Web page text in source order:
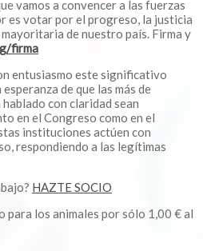
vamos a convencer a las fuerzas
es votar por el progreso, la justicia
de nuestro país. Firma y
firma
entusiasmo este significativo
de que las más de
con claridad sean
en el Congreso como en el
instituciones actúen con
respondiendo a las legítimas
HAZTE SOCIO
para los animales por sólo 1,00 € al